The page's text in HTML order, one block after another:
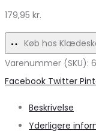
nu!
leopard
stilethæl
på
tilbud!
179,95 kr.
Køb hos
Varenummer (SKU):
Share
Facebook Twitter
Beskrivelse
Yderligere